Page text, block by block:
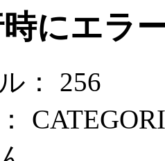
にエラ
： 256